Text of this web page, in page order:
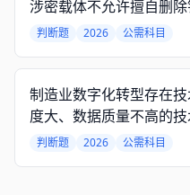
涉密载体不允许擅自删除
判断题 2026 公需科目
制造业数字化转型存在
度大、数据质量不高的技
判断题 2026 公需科目